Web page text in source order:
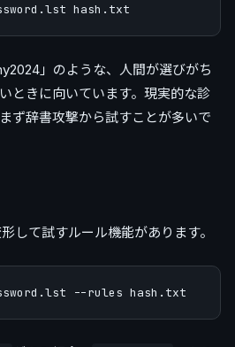
」のような、人間が選びがち
ときに向いています。現実的な診
ず辞書攻撃から試すことが多いで
して試すルール機能があります。